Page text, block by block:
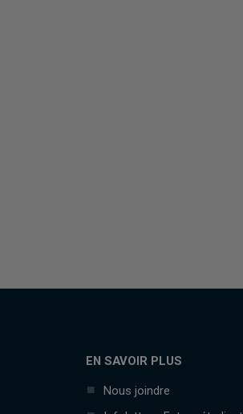
EN SAVOIR PLUS
Nous joindre